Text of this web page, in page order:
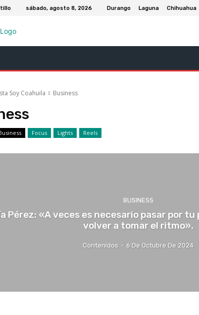
sábado, agosto 8, 2026 Durango Laguna Chihuahua
Soy Coahuila Business
Focus Lights Reels
BUSINESS
Pérez: «A veces es necesario pasar por
volver a tomar el ritmo».
Contenidos - 6 De Octubre De 2024